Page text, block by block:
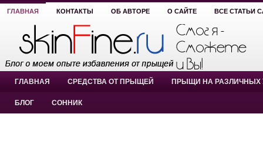
ГЛАВНАЯ КОНТАКТЫ ОБ АВТОРЕ О САЙТЕ ВСЕ СТАТЬИ
ГЛАВНАЯ СРЕДСТВА ОТ ПРЫЩЕЙ ПРЫЩИ НА РАЗЛИЧНЫХ
БЛОГ СОННИК